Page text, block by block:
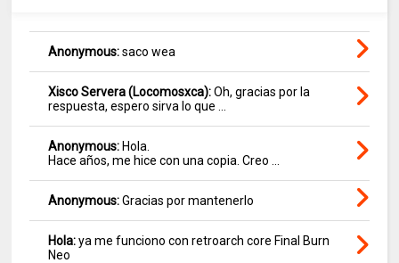
Anonymous:saco wea
Xisco Servera (Locomosxca):Oh, gracias por la
respuesta, espero sirva lo que ...
Anonymous: Hola.
Hace años, me hice con una copia. Creo ...
Anonymous:Gracias por mantenerlo
Hola:ya me funciono con retroarch core Final Burn
Neo